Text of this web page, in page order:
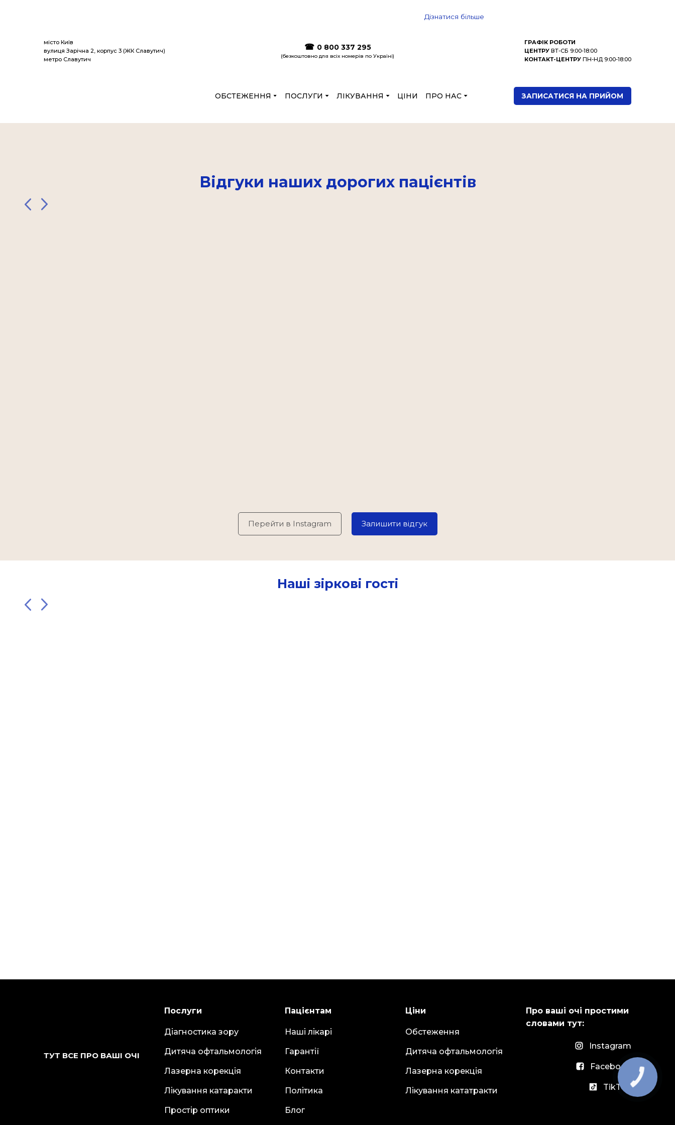
Дізнатися більше
місто Київ
вулиця Зарічна 2, корпус 3 (ЖК Славутич)
метро Славутич
☎ 0 800 337 295
(безкоштовно для всіх номерів по Україні)
ГРАФІК РОБОТИ
ЦЕНТРУ ВТ-СБ 9:00-18:00
КОНТАКТ-ЦЕНТРУ ПН-НД 9:00-18:00
ОБСТЕЖЕННЯ ПОСЛУГИ ЛІКУВАННЯ ЦІНИ ПРО НАС ЗАПИСАТИСЯ НА ПРИЙОМ
Відгуки наших дорогих пацієнтів
Перейти в Instagram Залишити відгук
Наші зіркові гості
ТУТ ВСЕ ПРО ВАШІ ОЧІ
Послуги
Діагностика зору
Дитяча офтальмологія
Лазерна корекція
Лікування катаракти
Простір оптики
Пацієнтам
Наші лікарі
Гарантії
Контакти
Політика
Блог
Ціни
Обстеження
Дитяча офтальмологія
Лазерна корекція
Лікування кататракти
Про ваші очі простими
словами тут:
Instagram
Facebook
TikTok
КНОПКА
ЗВ'ЯЗКУ